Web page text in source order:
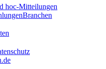
hoc-Mitteilungen
Branchen